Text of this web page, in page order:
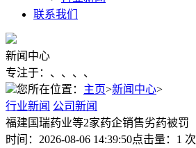
联系我们
新闻中心
专注于：、、、、
您所在位置： 主页>新闻中心>
行业新闻 公司新闻
福建国瑞药业等2家药企销售劣药被罚
时间：2026-08-06 14:39:50点击量：1 次